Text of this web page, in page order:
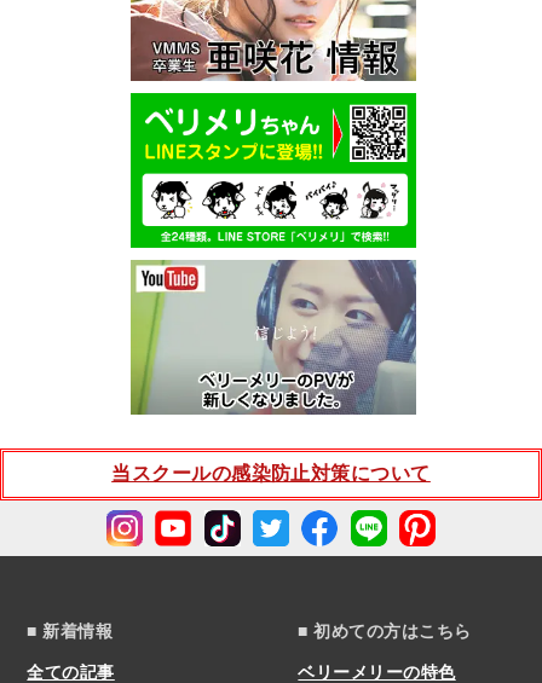
当スクールの感染防止対策について
■ 新着情報
全ての記事
■ 初めての方はこちら
ベリーメリーの特色